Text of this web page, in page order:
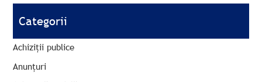
Categorii
Achiziții publice
Anunțuri